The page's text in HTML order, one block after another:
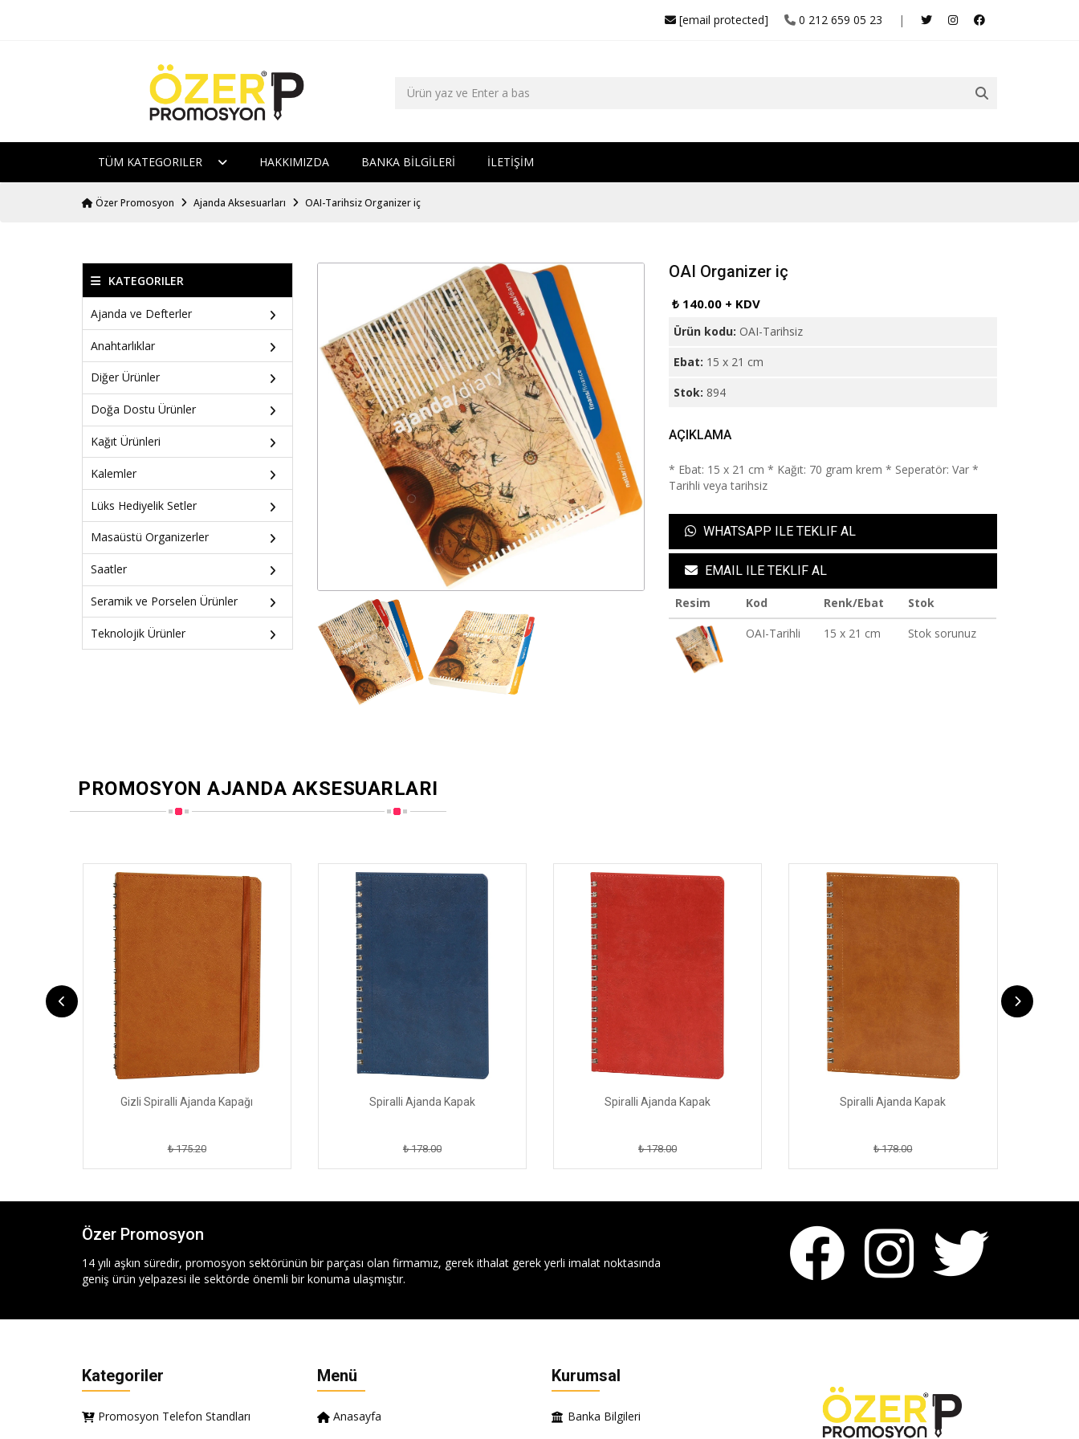
|
0 212 659 05 23
[email protected]
TÜM KATEGORILER HAKKIMIZDA BANKA BİLGİLERİ İLETİŞİM
Özer Promosyon Ajanda Aksesuarları OAI-Tarihsiz Organizer iç
KATEGORILER
Ajanda ve Defterler
Anahtarlıklar
Diğer Ürünler
Doğa Dostu Ürünler
Kağıt Ürünleri
Kalemler
Lüks Hediyelik Setler
Masaüstü Organizerler
Saatler
Seramik ve Porselen Ürünler
Teknolojik Ürünler
OAI Organizer iç
₺ 140.00 + KDV
Ürün kodu: OAI-Tarihsiz
Ebat: 15 x 21 cm
Stok: 894
AÇIKLAMA
* Ebat: 15 x 21 cm * Kağıt: 70 gram krem * Seperatör: Var *
Tarihli veya tarihsiz
WHATSAPP ILE TEKLIF AL
EMAIL ILE TEKLIF AL
Resim Kod Renk/Ebat
Stok
OAI-Tarihli
15 x 21 cm Stok sorunuz
PROMOSYON AJANDA AKSESUARLARI
Gizli Spiralli Ajanda Kapağı
₺ 175.20
Spiralli Ajanda Kapak
₺ 178.00
Spiralli Ajanda Kapak
₺ 178.00
Spiralli Ajanda Kapak
₺ 178.00
Özer Promosyon
14 yılı aşkın süredir, promosyon sektörünün bir parçası olan firmamız, gerek ithalat gerek yerli imalat noktasında
geniş ürün yelpazesi ile sektörde önemli bir konuma ulaşmıştır.
Kategoriler
Promosyon Telefon Standları
Menü
Anasayfa
Kurumsal
Banka Bilgileri